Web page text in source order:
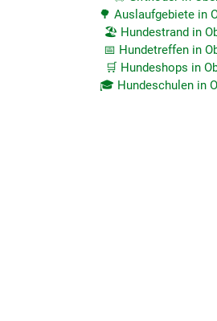
🌳 Auslaufgebiete in
🏖️ Hundestrand in
📅 Hundetreffen in
🛒 Hundeshops in
🎓 Hundeschulen in